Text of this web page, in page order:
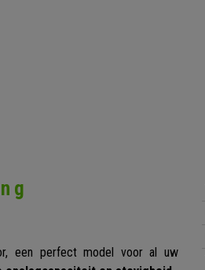
een perfect model voor al uw